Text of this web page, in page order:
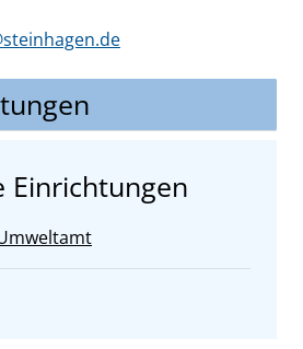
Einrichtungen